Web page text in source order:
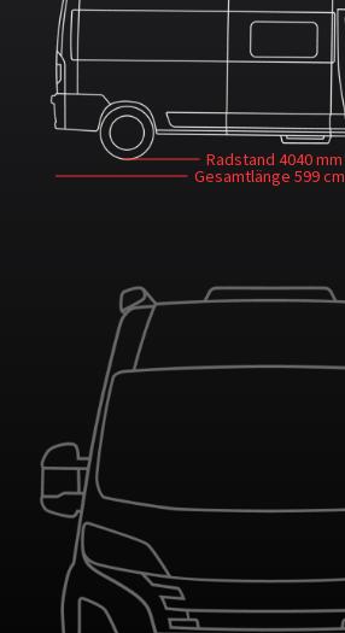
Radstand 4040 mm
Gesamtlänge 599 cm